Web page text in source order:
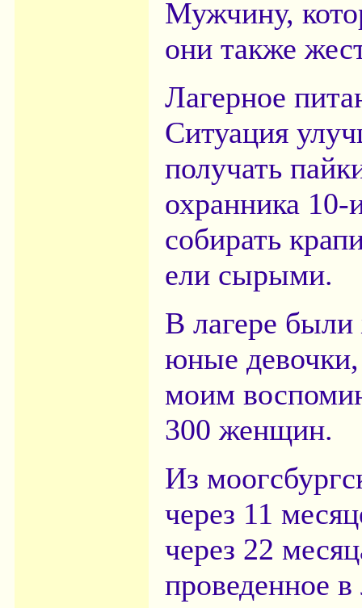
Мужчину,
они также
Лагерное
Ситуация
получать
охранника
собирать
ели сырыми.
В лагере
юные
моим
300 женщин.
Из
через 11
через 22
проведенное